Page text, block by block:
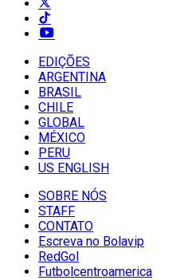
EDIÇÕES
ARGENTINA
BRASIL
CHILE
GLOBAL
MÉXICO
PERU
US ENGLISH
SOBRE NÓS
STAFF
CONTATO
Escreva no Bolavip
RedGol
Futbolcentroamerica